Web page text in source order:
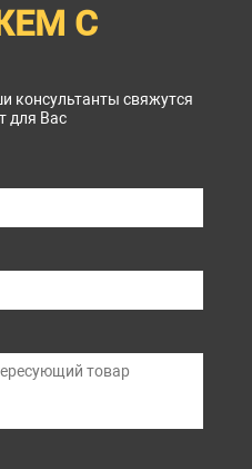
С
консультанты свяжутся
для Вас